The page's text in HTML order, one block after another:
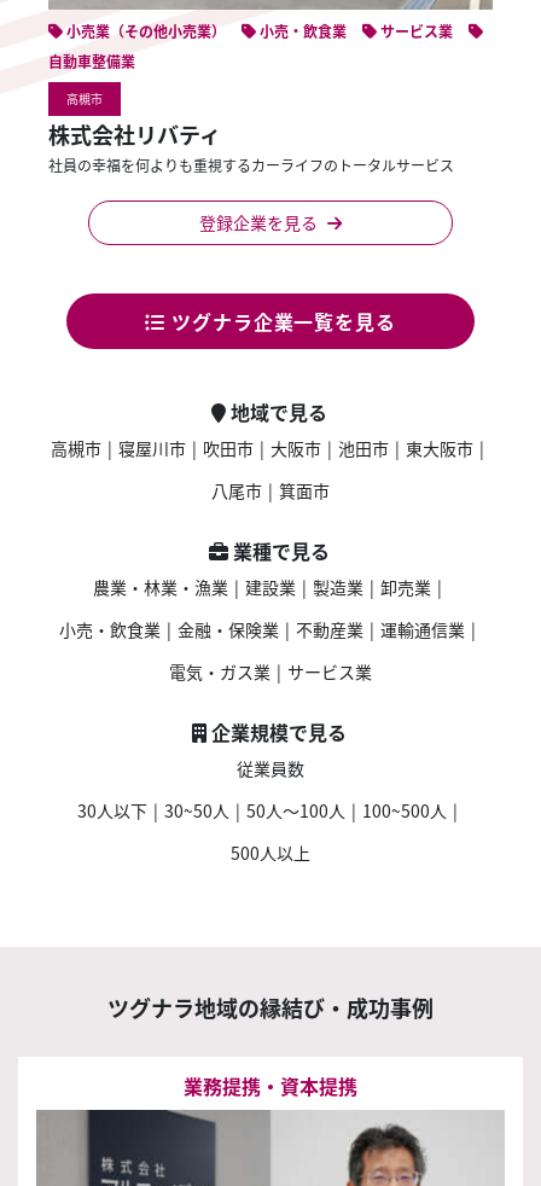
小売業（その他小売業） 小売・飲食業
サービス業
自動車整備業
高槻市
株式会社リバティ
社員の幸福を何よりも重視するカーライフのトータルサービス
登録企業を見る
ツグナラ企業一覧を見る
地域で見る
高槻市 | 寝屋川市 | 吹田市 | 大阪市 | 池田市 | 東大阪市 |
八尾市 | 箕面市
業種で見る
農業・林業・漁業 | 建設業 | 製造業 | 卸売業 |
小売・飲食業 | 金融・保険業 | 不動産業 | 運輸通信業 |
電気・ガス業 | サービス業
企業規模で見る
従業員数
30人以下 | 30~50人 | 50人〜100人 | 100~500人 |
500人以上
ツグナラ地域の縁結び・成功事例
業務提携・資本提携